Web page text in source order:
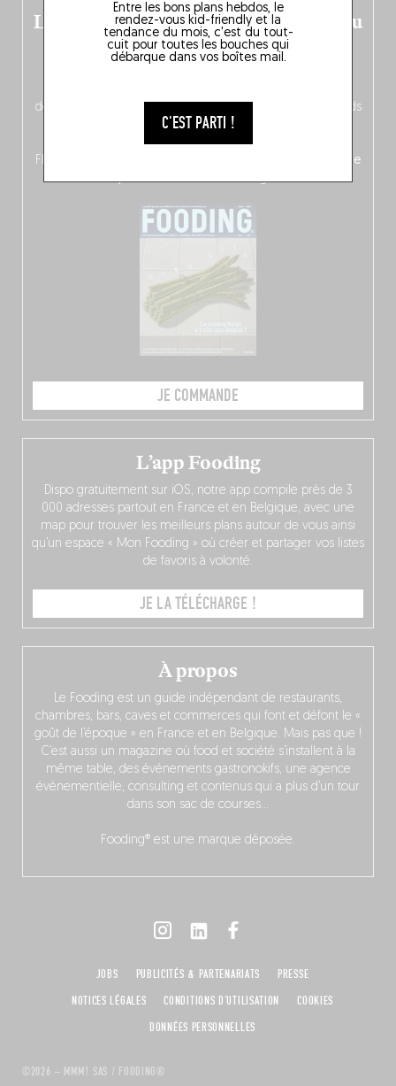
Entre les bons plans hebdos, le
rendez-vous kid-friendly et la
tendance du mois, c'est du tout-
cuit pour toutes les bouches qui
débarque dans vos boîtes mail.
C'EST PARTI !
Le nouveau guide Belgique est sorti du
four !
découvrez
qui met les pieds
dans le plat (pays) pour se demander si la cuisine a une
langue, mais aussi150 adresses flambant neuves
Flandre, à Bruxelles et en Wallonie, ainsi qu’
un palmarès de
JE COMMANDE
À propos
Le Fooding est un guide indépendant de restaurants,
chambres, bars, caves et commerces qui font et défont le «
goût de l’époque » en France et en Belgique. Mais pas que !
C’est aussi un magazine où food et société s’installent à la
même table, des événements gastronokifs, une agence
événementielle, consulting et contenus qui a plus d’un tour
dans son sac de courses…
Fooding® est une marque déposée.
L’app Fooding
Dispo gratuitement sur iOS, notre app compile près de 3
000 adresses partout en France et en Belgique, avec une
map pour trouver les meilleurs plans autour de vous ainsi
qu’un espace « Mon Fooding » où créer et partager vos listes
de favoris à volonté.
JE LA TÉLÉCHARGE !
©2026 – MMM! SAS / FOODING®
JOBS PUBLICITÉS & PARTENARIATS
PRESSE
NOTICES LÉGALES
CONDITIONS D'UTILISATION
COOKIES
DONNÉES PERSONNELLES